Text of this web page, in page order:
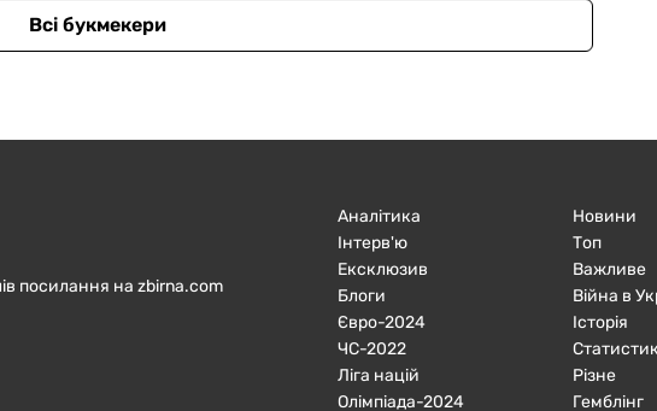
Всі букмекери
посилання на zbirna.com
Аналітика
Інтерв'ю
Ексклюзив
Блоги
Євро-2024
ЧC-2022
Ліга націй
Олімпіада-2024
Новини
Топ
Важливе
Війна в
Історія
Різне
Гемблінг